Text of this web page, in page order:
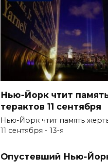
Нью-Йорк чтит
терактов 11 сентября
Нью-Йорк чтит память
11 сентября - 13-я
Опустевший Нью-